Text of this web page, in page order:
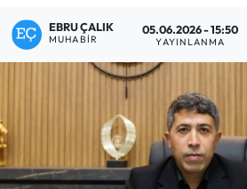
EBRU ÇALIK
MUHABIR
05.06.2026 - 15:50
YAYINLANMA
Eğitim